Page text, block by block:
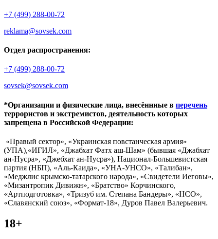
+7 (499) 288-00-72
reklama@sovsek.com
Отдел распространения:
+7 (499) 288-00-72
sovsek@sovsek.com
*Организации и физические лица, внесённные в перечень
террористов и экстремистов, деятельность которых
запрещена в Российской Федерации:
«Правый сектор», «Украинская повстанческая армия»
(УПА),«ИГИЛ», «Джабхат Фатх аш-Шам» (бывшая «Джабхат
ан-Нусра», «Джебхат ан-Нусра»), Национал-Большевистская
партия (НБП), «Аль-Каида», «УНА-УНСО», «Талибан»,
«Меджлис крымско-татарского народа», «Свидетели Иеговы»,
«Мизантропик Дивижн», «Братство» Корчинского,
«Артподготовка», «Тризуб им. Степана Бандеры», «НСО»,
«Славянский союз», «Формат-18», Дуров Павел Валерьевич.
18+